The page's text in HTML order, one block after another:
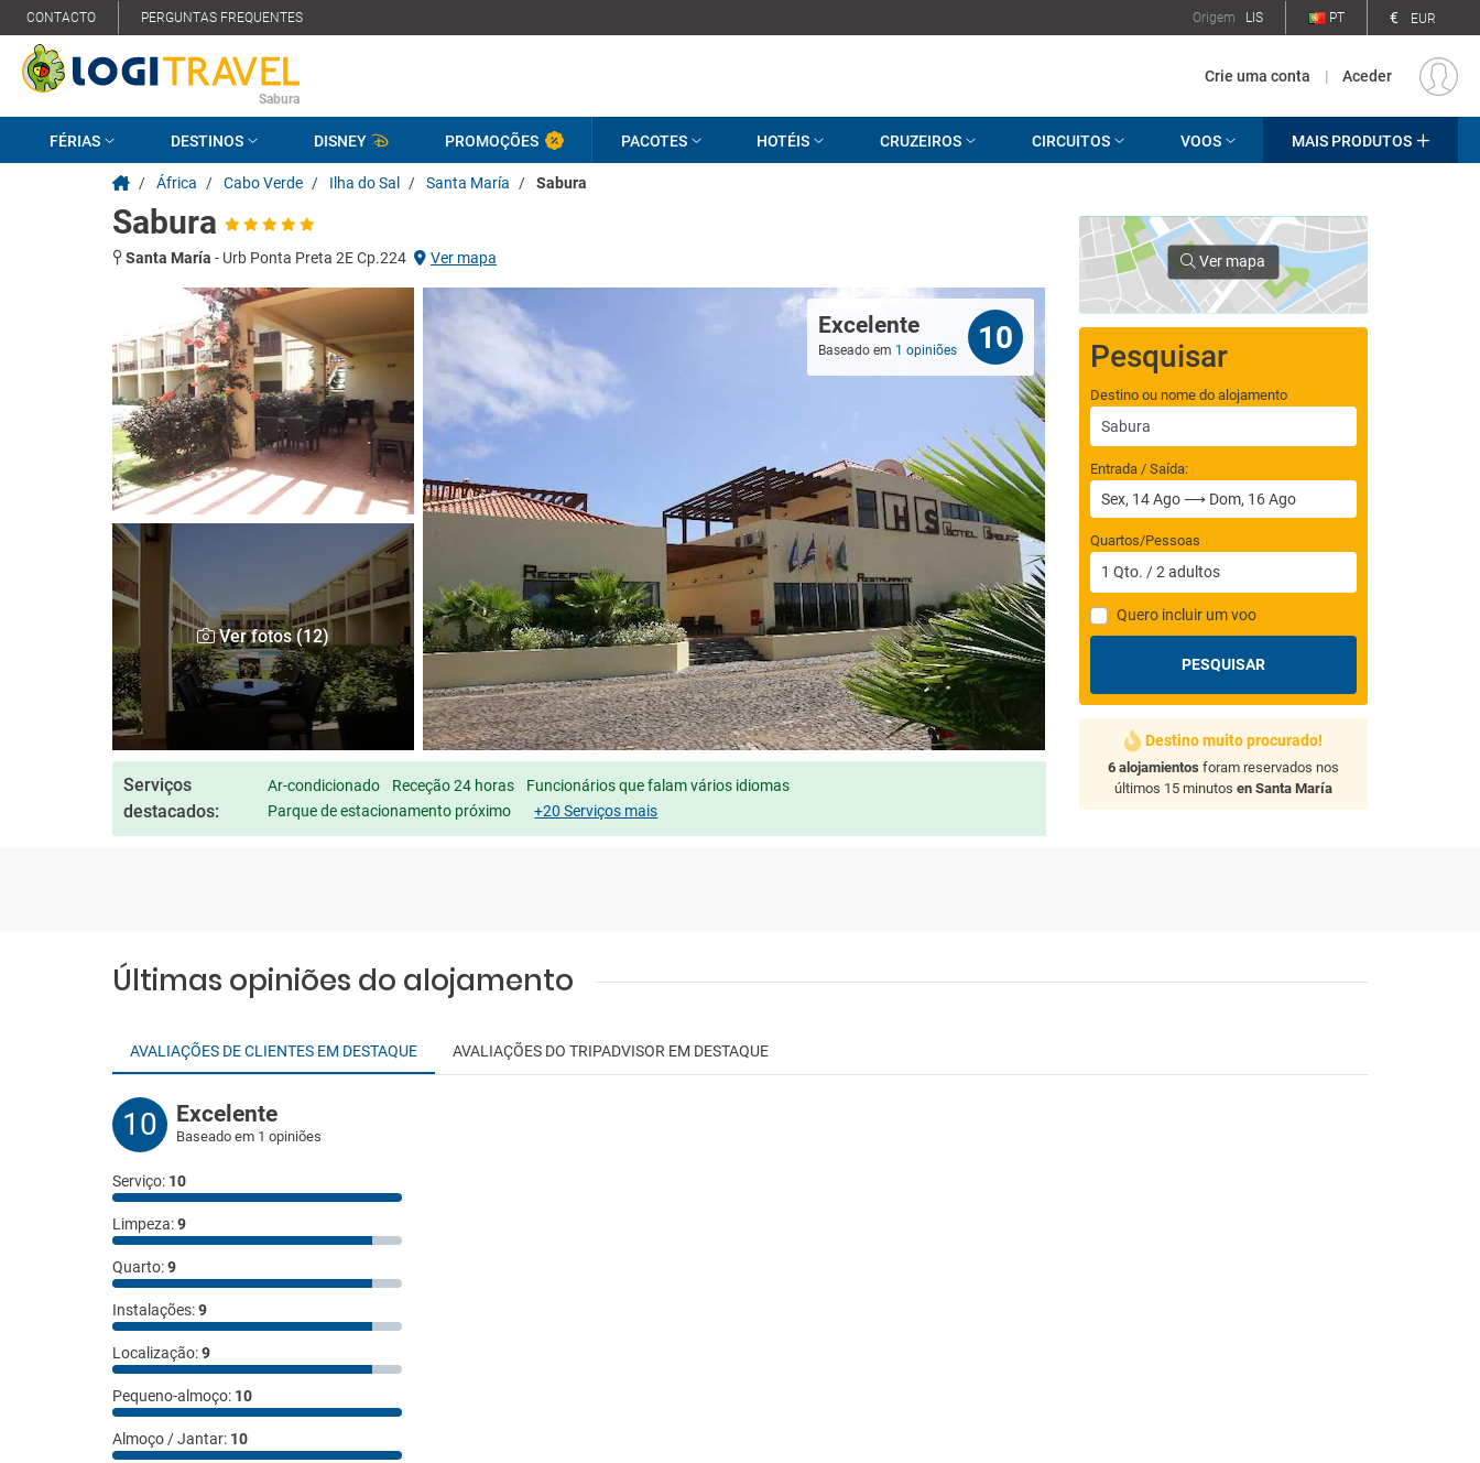
CONTACTO PERGUNTAS FREQUENTES Origem LIS PT € EUR
Sabura
Crie uma conta | Aceder
FÉRIAS DESTINOS DISNEY PROMOÇÕES PACOTES HOTÉIS CRUZEIROS CIRCUITOS VOOS MAIS PRODUTOS
/ África / Cabo Verde / Ilha do Sal / Santa María / Sabura
Sabura
Santa María - Urb Ponta Preta 2E Cp.224 Ver mapa
Ver fotos (12)
Excelente
Baseado em 1 opiniões 10
Serviços
destacados:
Ar-condicionado Receção 24 horas
Funcionários que falam vários idiomas
Parque de estacionamento próximo
+20 Serviços mais
Ver mapa
Pesquisar
Destino ou nome do alojamento
Entrada / Saída:
Quartos/Pessoas
1 Qto. /2 adultos
Quero incluir um voo
PESQUISAR
Destino muito procurado!
6 alojamientos foram reservados nos
últimos 15 minutos en Santa María
Últimas opiniões do alojamento
AVALIAÇÕES DE CLIENTES EM DESTAQUE AVALIAÇÕES DO TRIPADVISOR EM DESTAQUE
10 Excelente
Baseado em 1 opiniões
Serviço: 10
Limpeza:9
Quarto:9
Instalações:9
Localização:9
Pequeno-almoço: 10
Almoço / Jantar: 10